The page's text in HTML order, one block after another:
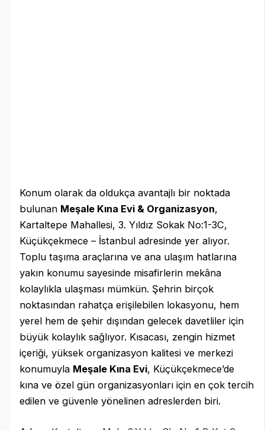
Konum olarak da oldukça avantajlı bir noktada
bulunan Meşale Kına Evi & Organizasyon,
Kartaltepe Mahallesi, 3. Yıldız Sokak No:1-3C,
Küçükçekmece – İstanbul adresinde yer alıyor.
Toplu taşıma araçlarına ve ana ulaşım hatlarına
yakın konumu sayesinde misafirlerin mekâna
kolaylıkla ulaşması mümkün. Şehrin birçok
noktasından rahatça erişilebilen lokasyonu, hem
yerel hem de şehir dışından gelecek davetliler için
büyük kolaylık sağlıyor. Kısacası, zengin hizmet
içeriği, yüksek organizasyon kalitesi ve merkezi
konumuyla Meşale Kına Evi, Küçükçekmece’de
kına ve özel gün organizasyonları için en çok tercih
edilen ve güvenle yönelinen adreslerden biri.